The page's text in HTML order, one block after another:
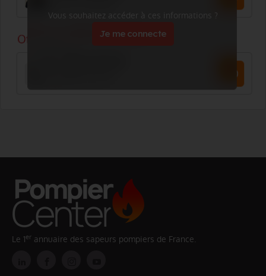
Vous souhaitez accéder à ces informations ?
Je me connecte
Le 1er annuaire des sapeurs pompiers de France.